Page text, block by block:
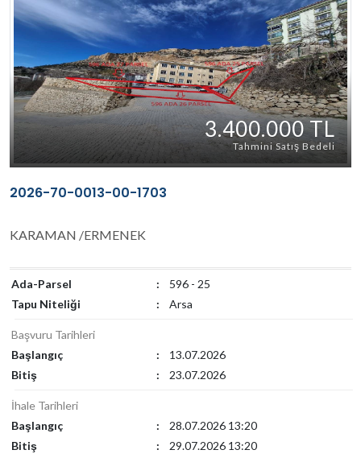
3.400.000 TL
Tahmini Satış Bedeli
2026-70-0013-00-1703
KARAMAN /ERMENEK
Ada-Parsel :
596 - 25
Tapu Niteliği
: Arsa
Başvuru Tarihleri
Başlangıç
:
13.07.2026
Bitiş
: 23.07.2026
İhale Tarihleri
Başlangıç
:
28.07.2026 13:20
Bitiş
: 29.07.2026 13:20